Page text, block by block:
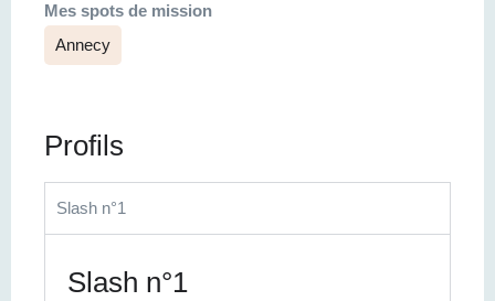
Mes spots de mission
Annecy
Profils
Slash n°1
Slash n°1